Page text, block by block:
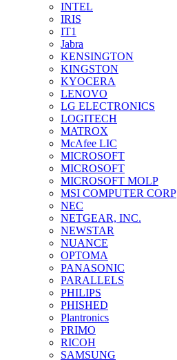
INTEL
IRIS
IT1
Jabra
KENSINGTON
KINGSTON
KYOCERA
LENOVO
LG ELECTRONICS
LOGITECH
MATROX
McAfee LIC
MICROSOFT
MICROSOFT
MICROSOFT MOLP
MSI COMPUTER CORP
NEC
NETGEAR, INC.
NEWSTAR
NUANCE
OPTOMA
PANASONIC
PARALLELS
PHILIPS
PHISHED
Plantronics
PRIMO
RICOH
SAMSUNG